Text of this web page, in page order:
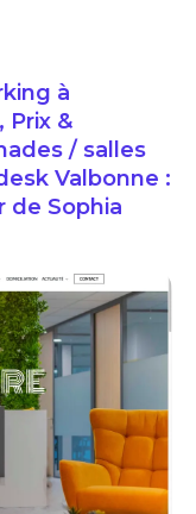
à
Prix &
/ salles
Valbonne :
de Sophia